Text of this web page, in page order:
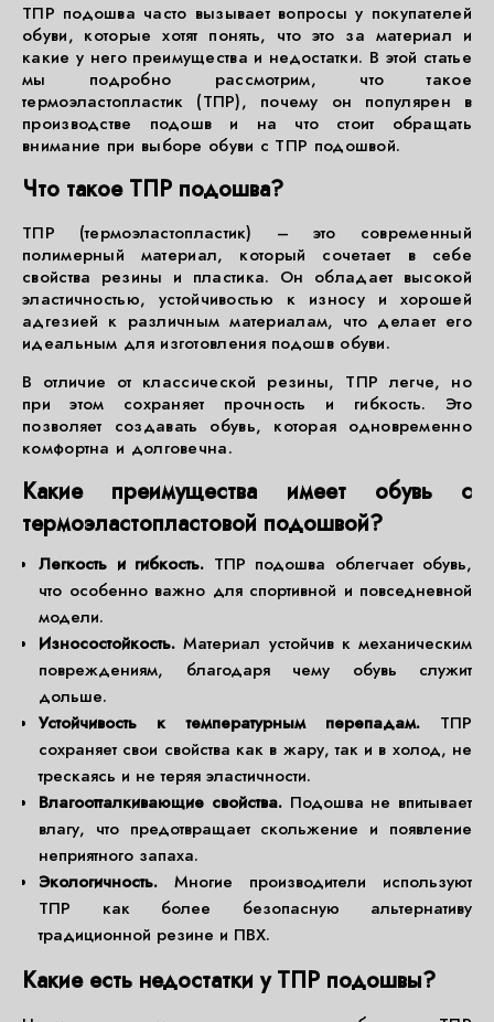
ТПР подошва часто вызывает вопросы у покупателей
обуви, которые хотят понять, что это за материал и
какие у него преимущества и недостатки. В этой статье
мы подробно рассмотрим, что такое
термоэластопластик (ТПР), почему он популярен в
производстве подошв и на что стоит обращать
внимание при выборе обуви с ТПР подошвой.
Что такое ТПР подошва?
ТПР (термоэластопластик) – это современный
полимерный материал, который сочетает в себе
свойства резины и пластика. Он обладает высокой
эластичностью, устойчивостью к износу и хорошей
адгезией к различным материалам, что делает его
идеальным для изготовления подошв обуви.
В отличие от классической резины, ТПР легче, но
при этом сохраняет прочность и гибкость. Это
позволяет создавать обувь, которая одновременно
комфортна и долговечна.
Какие преимущества имеет обувь с
термоэластопластовой подошвой?
Легкость и гибкость. ТПР подошва облегчает обувь,
что особенно важно для спортивной и повседневной
модели.
Износостойкость. Материал устойчив к механическим
повреждениям, благодаря чему обувь служит
дольше.
Устойчивость к температурным перепадам.ТПР
сохраняет свои свойства как в жару, так и в холод, не
трескаясь и не теряя эластичности.
Влагоотталкивающие свойства.Подошва не впитывает
влагу, что предотвращает скольжение и появление
неприятного запаха.
Экологичность. Многие производители используют
ТПР как более безопасную альтернативу
традиционной резине и ПВХ.
Какие есть недостатки у ТПР подошвы?